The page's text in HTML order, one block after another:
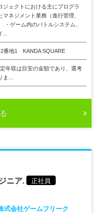
ジェクトにおける主にプログラ
ネジメント業務（進行管理、
・ゲーム内のバトルシステム、
番地1 KANDA SQUARE
年収は目安の金額であり、選考
...
ニア. 正社員
式会社ゲームフリーク